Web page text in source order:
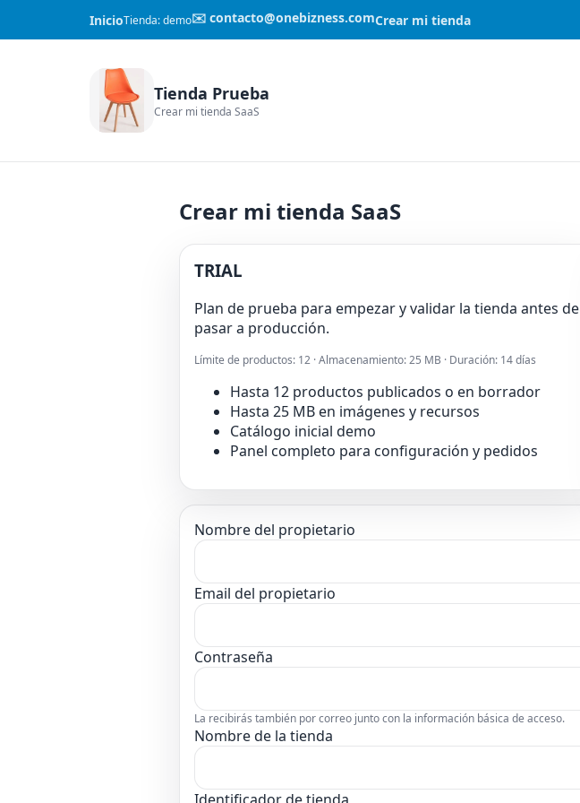
InicioTienda: demo✉️ contacto@onebizness.comCrear mi tienda
Tienda Prueba
Crear mi tienda SaaS
Crear mi tienda SaaS
TRIAL
Plan de prueba para empezar y validar la tienda antes de
pasar a producción.
Límite de productos: 12 · Almacenamiento: 25 MB · Duración: 14 días
Hasta 12 productos publicados o en borrador
Hasta 25 MB en imágenes y recursos
Catálogo inicial demo
Panel completo para configuración y pedidos
Nombre del propietario
Email del propietario
Contraseña
La recibirás también por correo junto con la información básica de acceso.
Nombre de la tienda
Identificador de tienda